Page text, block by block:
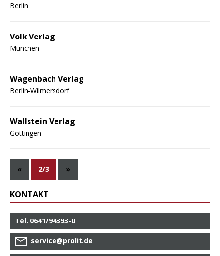
Berlin
Volk Verlag
München
Wagenbach Verlag
Berlin-Wilmersdorf
Wallstein Verlag
Göttingen
« 2/3 »
KONTAKT
Tel. 0641/94393-0
service@prolit.de